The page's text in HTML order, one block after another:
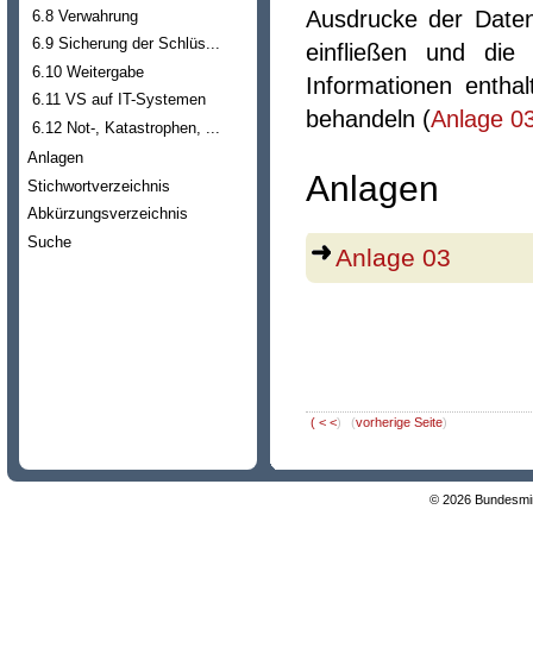
6.8 Verwahrung
6.9 Sicherung der Schlüs...
6.10 Weitergabe
6.11 VS auf IT-Systemen
6.12 Not-, Katastrophen, ...
Anlagen
Stichwortverzeichnis
Abkürzungsverzeichnis
Suche
Ausdrucke der
einfließen und die
Informationen
behandeln (Anlage
Anlagen
Anlage 03
( < <) (vorherige Seite)
© 2026